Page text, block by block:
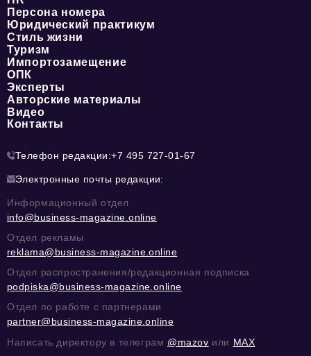
Персона номера
Юридический практикум
Стиль жизни
Туризм
Импортозамещение
ОПК
Эксперты
Авторские материалы
Видео
Контакты
Телефон редакции:+7 495 727-01-67
Электронные почты редакции:
Информационный отдел
info@business-magazine.online
Отдел рекламы
reklama@business-magazine.online
Отдел распространения/редакционная подписка
podpiska@business-magazine.online
Отдел по работе с партнерами
partner@business-magazine.online
Написать директору в телеграм @mazov или MAX